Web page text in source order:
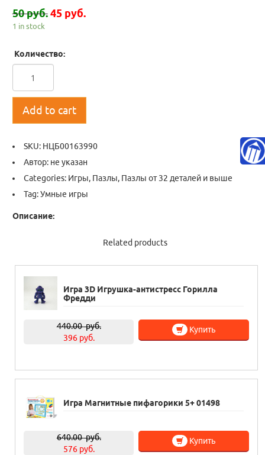
50 руб. 45 руб.
1 in stock
Количество:
Add to cart
SKU: НЦБ00163990
Автор: не указан
Categories: Игры, Пазлы, Пазлы от 32 деталей и выше
Tag:Умные игры
Описание:
Related products
Игра 3D Игрушка-антистресс Горилла
Фредди
440.00руб.
396 руб.
Купить
Игра Магнитные пифагорики 5+ 01498
640.00руб.
576 руб.
Купить